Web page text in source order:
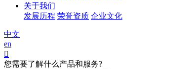
关于我们
发展历程 荣誉资质 企业文化
中文
en

您需要了解什么产品和服务?